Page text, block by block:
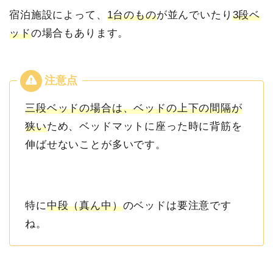
宿泊施設によって、 1台のものが並んでいたり 3段ベ
ッドの場合もあります。
三段ベッドの場合は、ベッドの上下の間隔が
狭いため、ベッドマットに座った時に背筋を
伸ばせないことが多いです。
特に中段（真ん中）のベッドは要注意です
ね。